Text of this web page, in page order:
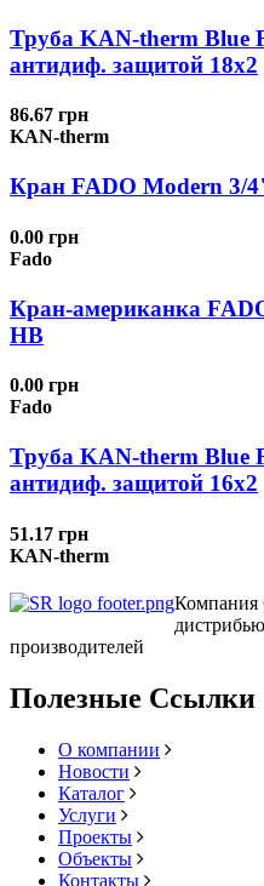
Труба KAN-therm Blue
антидиф. защитой 18х2
86.67 грн
KAN-therm
Кран FADO Modern 3/
0.00 грн
Fado
Кран-американка
НВ
0.00 грн
Fado
Труба KAN-therm Blue
антидиф. защитой 16х2
51.17 грн
KAN-therm
Компания
производителей
Полезные Ссылки
О компании
Новости
Каталог
Услуги
Проекты
Объекты
Контакты